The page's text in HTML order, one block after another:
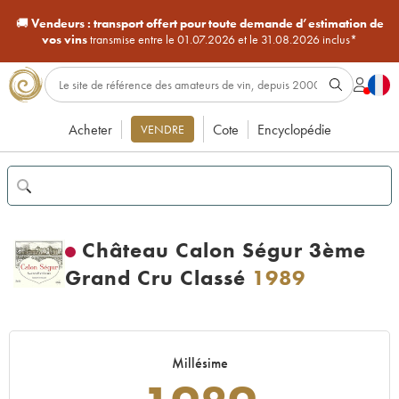
🚚Vendeurs : transport offert pour toute demande d’estimation de
vos vinstransmise entre le 01.07.2026 et le 31.08.2026 inclus*
Acheter VENDRE Cote Encyclopédie
Château Calon Ségur 3ème
Grand Cru Classé 1989
Millésime